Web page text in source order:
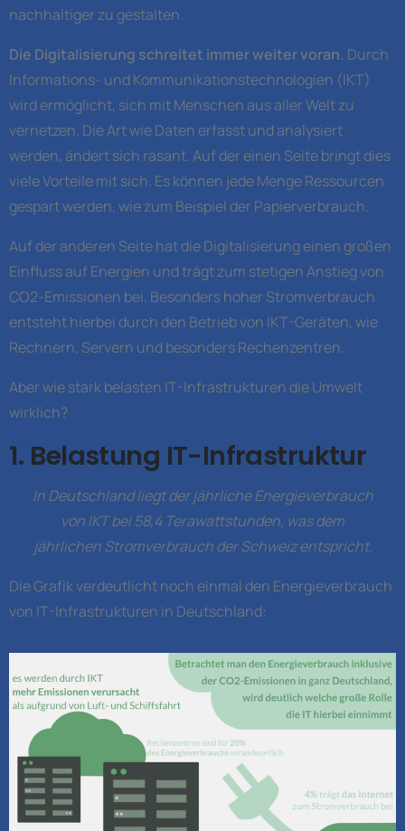
nachhaltiger zu gestalten.
Die Digitalisierung schreitet immer weiter voran. Durch
Informations- und Kommunikationstechnologien (IKT)
wird ermöglicht, sich mit Menschen aus aller Welt zu
vernetzen. Die Art wie Daten erfasst und analysiert
werden, ändert sich rasant. Auf der einen Seite bringt dies
viele Vorteile mit sich. Es können jede Menge Ressourcen
gespart werden, wie zum Beispiel der Papierverbrauch.
Auf der anderen Seite hat die Digitalisierung einen großen
Einfluss auf Energien und trägt zum stetigen Anstieg von
CO2-Emissionen bei. Besonders hoher Stromverbrauch
entsteht hierbei durch den Betrieb von IKT-Geräten, wie
Rechnern, Servern und besonders Rechenzentren.
Aber wie stark belasten IT-Infrastrukturen die Umwelt
wirklich?
1. Belastung IT-Infrastruktur
In Deutschland liegt der jährliche Energieverbrauch
von IKT bei 58,4 Terawattstunden, was dem
jährlichen Stromverbrauch der Schweiz entspricht.
Die Grafik verdeutlicht noch einmal den Energieverbrauch
von IT-Infrastrukturen in Deutschland: